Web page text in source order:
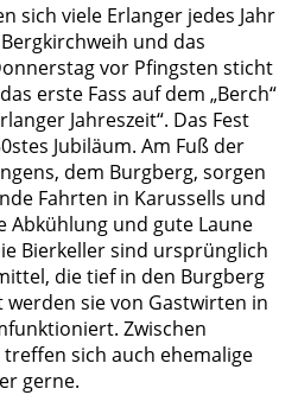
sich viele Erlanger jedes Jahr
und das
vor Pfingsten sticht
erste Fass auf dem „Berch“
Jahreszeit“. Das Fest
Jubiläum. Am Fuß der
dem Burgberg, sorgen
Fahrten in Karussells und
und gute Laune
Bierkeller sind ursprünglich
die tief in den Burgberg
werden sie von Gastwirten in
Zwischen
sich auch ehemalige
gerne.